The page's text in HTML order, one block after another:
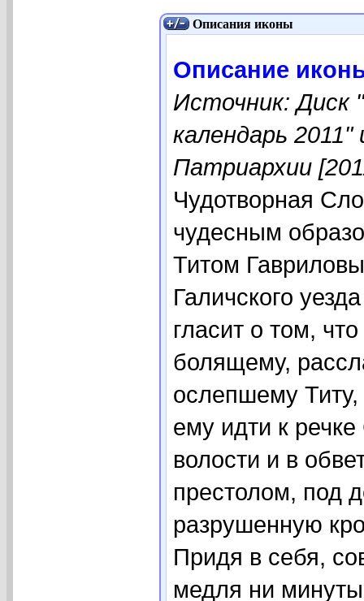
Описания иконы
Описание
Источник: Диск
календарь
Патриархии
Чудотворная
чудесным
Титом
Галичского
гласит о том,
болящему,
ослепшему
ему идти к
волости и в
престолом, под
разрушенную
Придя в себя,
медля ни